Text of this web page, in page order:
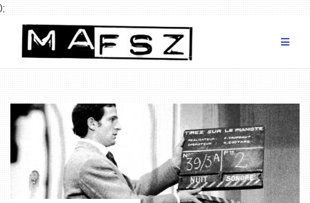
);
content